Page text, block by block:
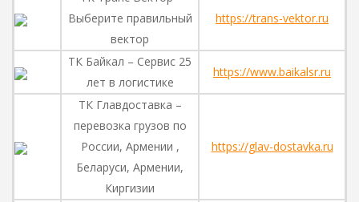
Выберите правильный
вектор
https://trans-vektor.ru
ТК Байкал – Сервис 25
лет в логистике
https://www.baikalsr.ru
ТК Главдоставка –
перевозка грузов по
России, Армении ,
Беларуси, Армении,
Киргизии
https://glav-dostavka.ru